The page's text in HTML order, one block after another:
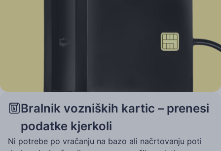
Bralnik vozniških kartic – prenesi
podatke kjerkoli
Ni potrebe po vračanju na bazo ali načrtovanju poti